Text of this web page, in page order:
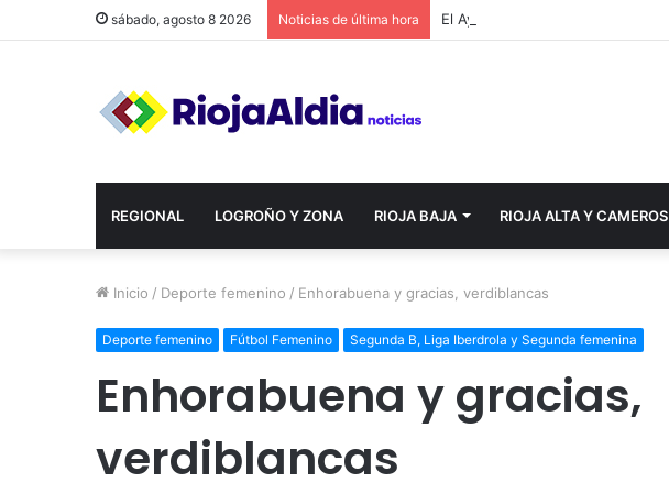
sábado, agosto 8 2026 Noticias de última hora
REGIONAL LOGROÑO Y ZONA RIOJA BAJA RIOJA ALTA Y CAMEROS
Inicio / Deporte femenino / Enhorabuena y gracias, verdiblancas
Deporte femenino Fútbol Femenino Segunda B, Liga Iberdrola y Segunda femenina
Enhorabuena y gracias,
verdiblancas